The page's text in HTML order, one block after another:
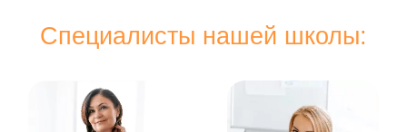
Специалисты нашей школы: